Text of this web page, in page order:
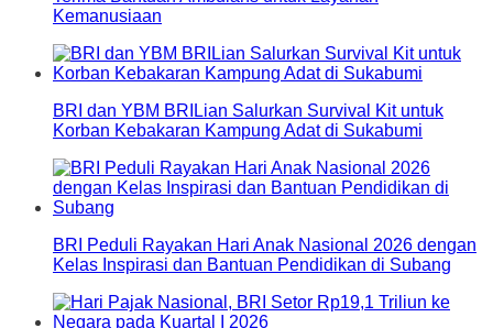
Kemanusiaan
BRI dan YBM BRILian Salurkan Survival Kit untuk
Korban Kebakaran Kampung Adat di Sukabumi
BRI Peduli Rayakan Hari Anak Nasional 2026 dengan
Kelas Inspirasi dan Bantuan Pendidikan di Subang